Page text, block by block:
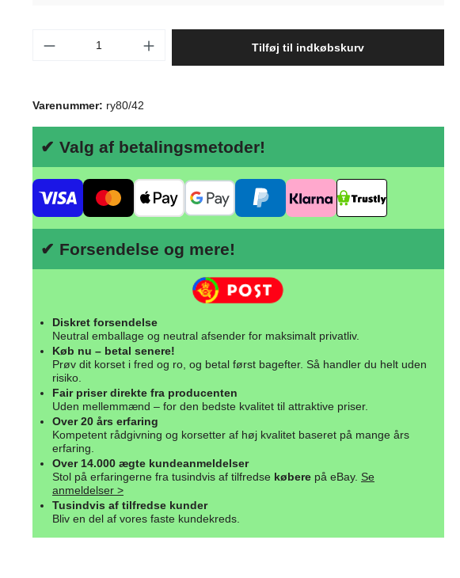
Produktmængde: Indtast det ønskede beløb,
Tilføj til indkøbskurv
Varenummer: ry80/42
✔ Valg af betalingsmetoder!
✔ Forsendelse og mere!
Diskret forsendelse
Neutral emballage og neutral afsender for maksimalt privatliv.
Køb nu – betal senere!
Prøv dit korset i fred og ro, og betal først bagefter. Så handler du helt uden
risiko.
Fair priser direkte fra producenten
Uden mellemmænd – for den bedste kvalitet til attraktive priser.
Over 20 års erfaring
Kompetent rådgivning og korsetter af høj kvalitet baseret på mange års
erfaring.
Over 14.000 ægte kundeanmeldelser
Stol på erfaringerne fra tusindvis af tilfredse købere på eBay. Se
anmeldelser >
Tusindvis af tilfredse kunder
Bliv en del af vores faste kundekreds.